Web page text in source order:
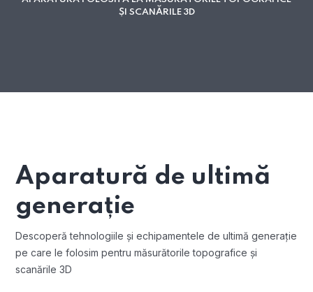
ȘI SCANĂRILE 3D
Aparatură de ultimă
generație
Descoperă tehnologiile și echipamentele de ultimă generație
pe care le folosim pentru măsurătorile topografice și
scanările 3D